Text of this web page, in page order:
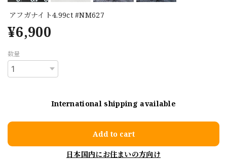
アフガナイト4.99ct #NM627
¥6,900
数量
International shipping available
Add to cart
日本国内にお住まいの方向け